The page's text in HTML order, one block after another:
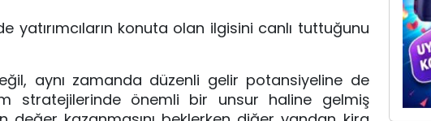
konuta olan ilgisini canlı tuttuğunu
aynı zamanda düzenli gelir potansiyeline de
stratejilerinde önemli bir unsur haline gelmiş